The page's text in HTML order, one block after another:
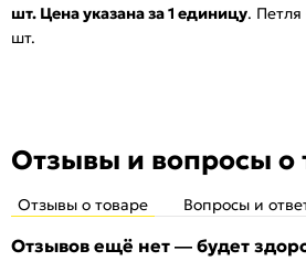
шт. Цена указана за 1 единицу.
шт.
Отзывы и вопросы о
Отзывы о товаре Вопросы и
Отзывов ещё нет — будет